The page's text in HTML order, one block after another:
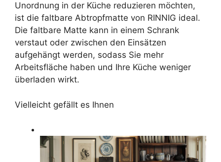
Unordnung in der Küche reduzieren möchten,
ist die faltbare Abtropfmatte von RINNIG ideal.
Die faltbare Matte kann in einem Schrank
verstaut oder zwischen den Einsätzen
aufgehängt werden, sodass Sie mehr
Arbeitsfläche haben und Ihre Küche weniger
überladen wirkt.
Vielleicht gefällt es Ihnen